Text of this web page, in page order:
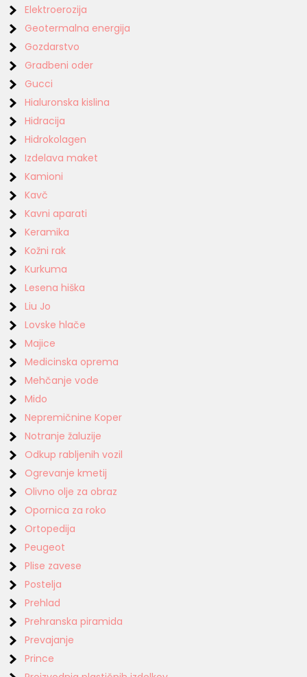
Elektroerozija
Geotermalna energija
Gozdarstvo
Gradbeni oder
Gucci
Hialuronska kislina
Hidracija
Hidrokolagen
Izdelava maket
Kamioni
Kavč
Kavni aparati
Keramika
Kožni rak
Kurkuma
Lesena hiška
Liu Jo
Lovske hlače
Majice
Medicinska oprema
Mehčanje vode
Mido
Nepremičnine Koper
Notranje žaluzije
Odkup rabljenih vozil
Ogrevanje kmetij
Olivno olje za obraz
Opornica za roko
Ortopedija
Peugeot
Plise zavese
Postelja
Prehlad
Prehranska piramida
Prevajanje
Prince